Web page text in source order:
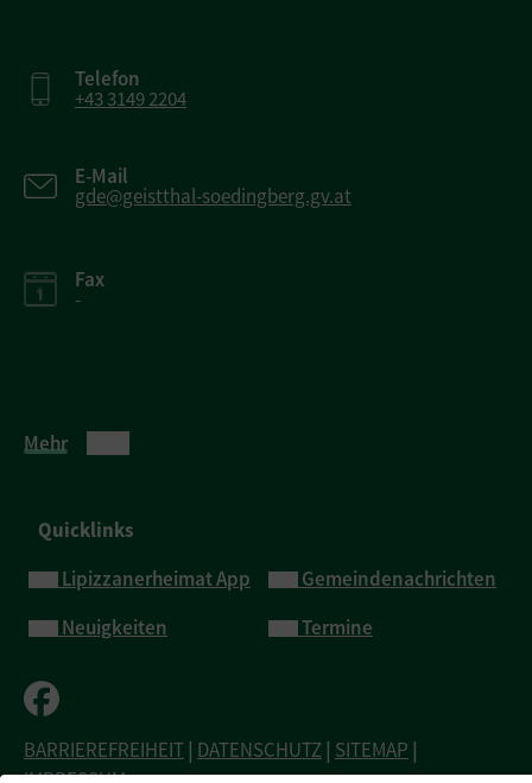
Telefon
+43 3149 2204
E-Mail
gde@geistthal-soedingberg.gv.at
Fax
-
Mehr
Quicklinks
Lipizzanerheimat App
Gemeindenachrichten
Neuigkeiten
Termine
BARRIEREFREIHEIT| DATENSCHUTZ| SITEMAP |